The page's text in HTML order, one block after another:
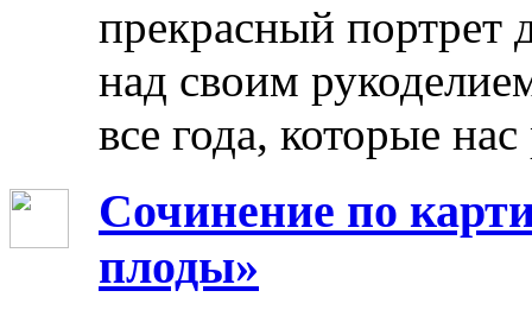
прекрасный портрет
над своим
все года, которые
Сочинение по
плоды»